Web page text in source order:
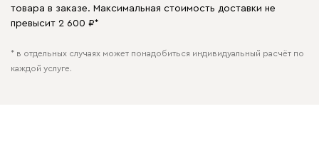
товара в заказе. Максимальная стоимость доставки не
превысит 2 600 ₽*
* в отдельных случаях может понадобиться индивидуальный расчёт по
каждой услуге.